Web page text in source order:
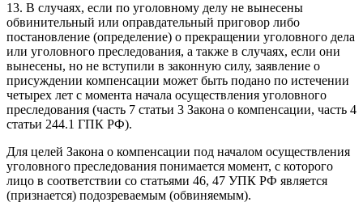
13. В случаях, если по уголовному делу не вынесены
обвинительный или оправдательный приговор либо
постановление (определение) о прекращении уголовного дела
или уголовного преследования, а также в случаях, если они
вынесены, но не вступили в законную силу, заявление о
присуждении компенсации может быть подано по истечении
четырех лет с момента начала осуществления уголовного
преследования (часть 7 статьи 3 Закона о компенсации, часть 4
статьи 244.1 ГПК РФ).
Для целей Закона о компенсации под началом осуществления
уголовного преследования понимается момент, с которого
лицо в соответствии со статьями 46, 47 УПК РФ является
(признается) подозреваемым (обвиняемым).